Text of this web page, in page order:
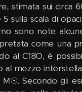
stimata sui circa
sulla scala di
sono note
come una
al C18O, è
mezzo
Secondo gli